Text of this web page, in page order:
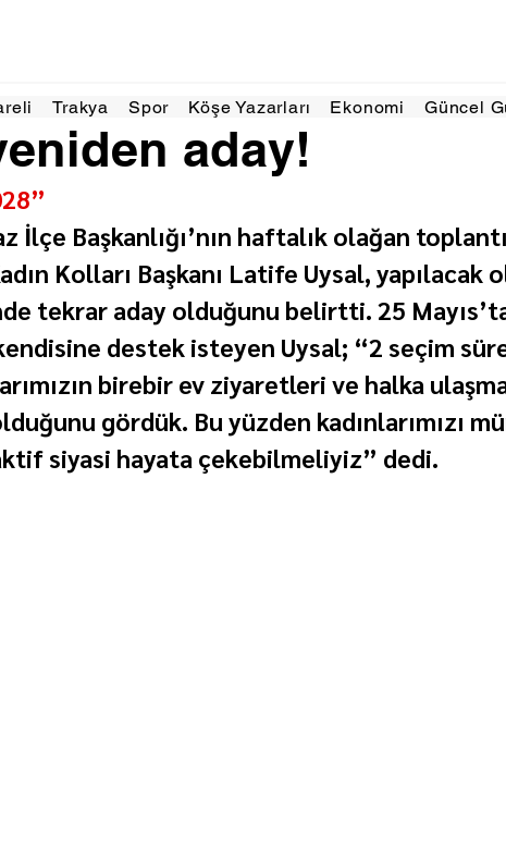
Trakya Spor Köşe Yazarları Ekonomi Güncel
aday!
May 2024 2 dakikada okunur
İlçe Başkanlığı’nın haftalık olağan
Kolları Başkanı Latife Uysal, yapılacak
tekrar aday olduğunu belirtti. 25
destek isteyen Uysal; “2 seçim
birebir ev ziyaretleri ve halka
gördük. Bu yüzden kadınlarımızı
siyasi hayata çekebilmeliyiz” dedi.